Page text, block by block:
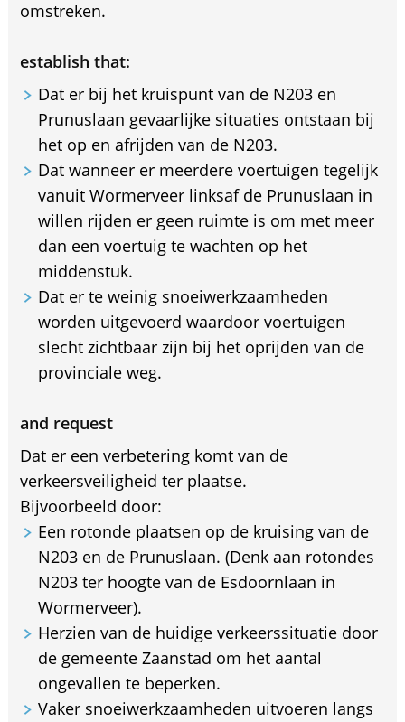
omstreken.
establish that:
Dat er bij het kruispunt van de N203 en
Prunuslaan gevaarlijke situaties ontstaan bij
het op en afrijden van de N203.
Dat wanneer er meerdere voertuigen tegelijk
vanuit Wormerveer linksaf de Prunuslaan in
willen rijden er geen ruimte is om met meer
dan een voertuig te wachten op het
middenstuk.
Dat er te weinig snoeiwerkzaamheden
worden uitgevoerd waardoor voertuigen
slecht zichtbaar zijn bij het oprijden van de
provinciale weg.
and request
Dat er een verbetering komt van de
verkeersveiligheid ter plaatse.
Bijvoorbeeld door:
Een rotonde plaatsen op de kruising van de
N203 en de Prunuslaan. (Denk aan rotondes
N203 ter hoogte van de Esdoornlaan in
Wormerveer).
Herzien van de huidige verkeerssituatie door
de gemeente Zaanstad om het aantal
ongevallen te beperken.
Vaker snoeiwerkzaamheden uitvoeren langs